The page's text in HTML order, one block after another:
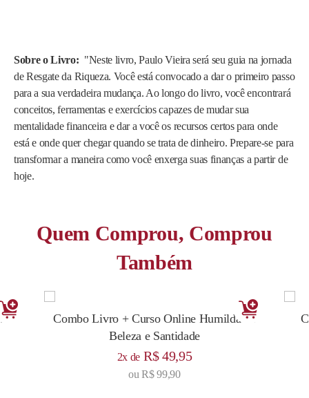
Sobre o Livro: "Neste livro, Paulo Vieira será seu guia na jornada
de Resgate da Riqueza. Você está convocado a dar o primeiro passo
para a sua verdadeira mudança. Ao longo do livro, você encontrará
conceitos, ferramentas e exercícios capazes de mudar sua
mentalidade financeira e dar a você os recursos certos para onde
está e onde quer chegar quando se trata de dinheiro. Prepare-se para
transformar a maneira como você enxerga suas finanças a partir de
hoje.
Quem Comprou, Comprou
Também
Combo Livro + Curso Online Humildade:
Beleza e Santidade
ou R$ 99,90
2x de R$ 49,95